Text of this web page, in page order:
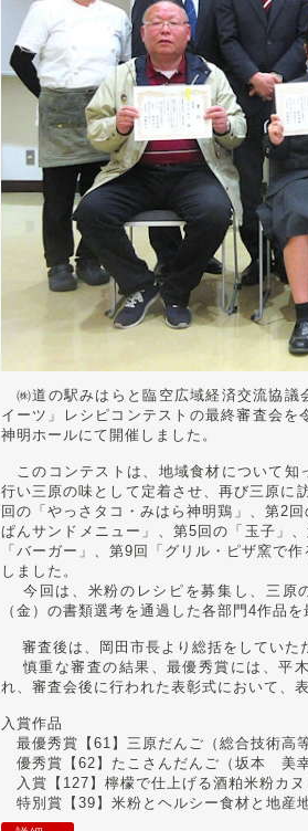
㈱道の駅みはらと臨空広域経済交流協議
イーツ」レシピコンテストの最終審査会
神明ホールにて開催しました。
このコンテストは、地域食材について知
行い三原の味として定着させ、再び三原に
回の「やっさタコ・みはら神明鶏」、第2
ぱんサンドメニュー」、第5回の「玉子」
「バーガー」、第9回「グリル・ピザ窯で
しました。
今回は、米粉のレシピを募集し、三原
（金）の書類選考を通過した各部門4作品を
審査後は、岡田市長より総括をしていた
慎重な審査の結果、最優秀賞には、平
れ、審査会後に行われた表彰式において、
入賞作品
最優秀賞【61】三原だんご（総合技術
優秀賞【62】たこさんだんご（坂本 美
入賞【127】檸檬で仕上げる酒粕米粉カ
特別賞【39】米粉とヘルシー食材と地産